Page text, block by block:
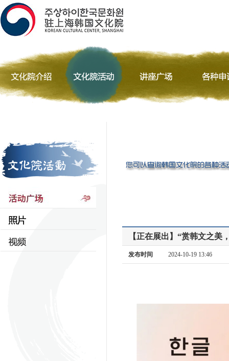
【正在展出】“赏韩文之美
发布时间 2024-10-19 13:46